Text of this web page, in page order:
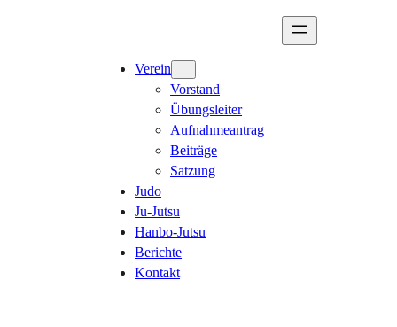
Verein
Vorstand
Übungsleiter
Aufnahmeantrag
Beiträge
Satzung
Judo
Ju-Jutsu
Hanbo-Jutsu
Berichte
Kontakt